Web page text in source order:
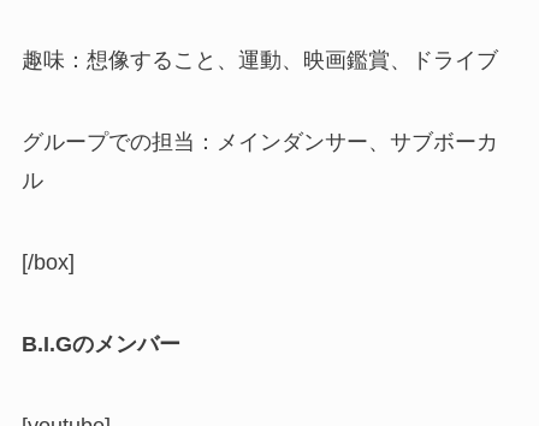
趣味：想像すること、運動、映画鑑賞、ドライブ
グループでの担当：メインダンサー、サブボーカ
ル
[/box]
B.I.Gのメンバー